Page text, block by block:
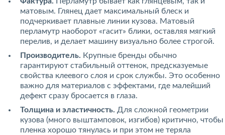
матовым. Глянец дает максимальный блеск и
подчеркивает плавные линии кузова. Матовый
перламутр наоборот «гасит» блики, оставляя мягкий
перелив, и делает машину визуально более строгой.
Производитель. Крупные бренды обычно
гарантируют стабильный оттенок, предсказуемые
свойства клеевого слоя и срок службы. Это особенно
важно для материалов с эффектами, где малейший
дефект сразу бросается в глаза.
Толщина и эластичность. Для сложной геометрии
кузова (много выштамповок, изгибов) критично, чтобы
пленка хорошо тянулась и при этом не теряла